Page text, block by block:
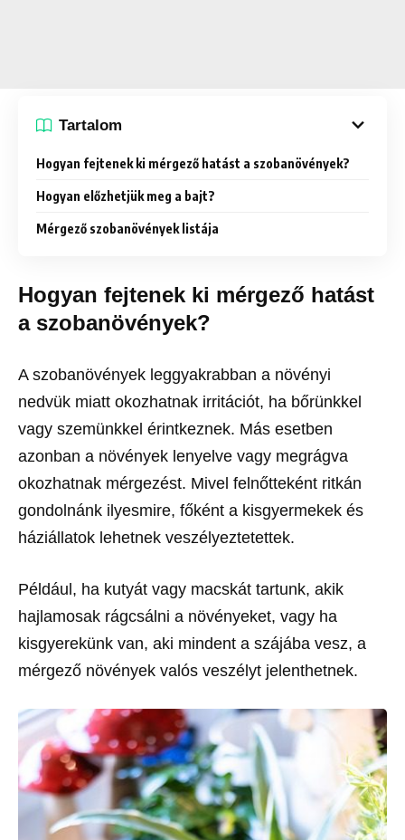
Tartalom
Hogyan fejtenek ki mérgező hatást a szobanövények?
Hogyan előzhetjük meg a bajt?
Mérgező szobanövények listája
Hogyan fejtenek ki mérgező hatást
a szobanövények?
A szobanövények leggyakrabban a növényi
nedvük miatt okozhatnak irritációt, ha bőrünkkel
vagy szemünkkel érintkeznek. Más esetben
azonban a növények lenyelve vagy megrágva
okozhatnak mérgezést. Mivel felnőtteként ritkán
gondolnánk ilyesmire, főként a kisgyermekek és
háziállatok lehetnek veszélyeztetettek.
Például, ha kutyát vagy macskát tartunk, akik
hajlamosak rágcsálni a növényeket, vagy ha
kisgyerekünk van, aki mindent a szájába vesz, a
mérgező növények valós veszélyt jelenthetnek.